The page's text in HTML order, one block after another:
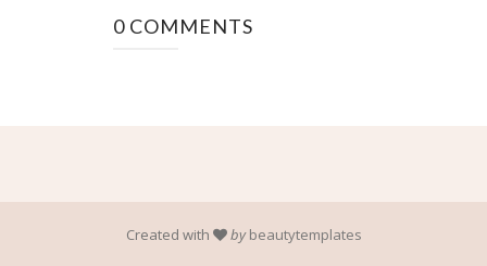
0 COMMENTS
Created with by beautytemplates